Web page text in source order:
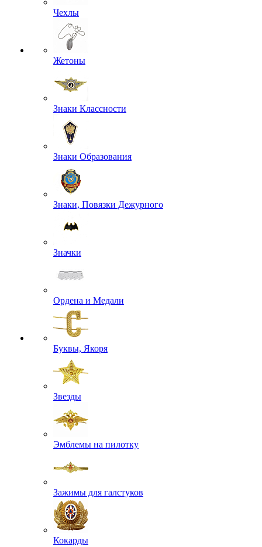
Чехлы
Жетоны
Знаки Классности
Знаки Образования
Знаки, Повязки Дежурного
Значки
Ордена и Медали
Буквы, Якоря
Звезды
Эмблемы на пилотку
Зажимы для галстуков
Кокарды